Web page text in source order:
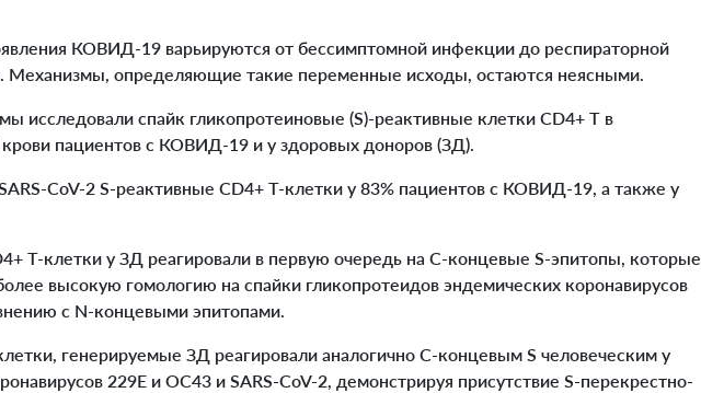
КОВИД-19 варьируются от бессимптомной инфекции до респираторной
Механизмы, определяющие такие переменные исходы, остаются неясными.
исследовали спайк гликопротеиновые (S)-реактивные клетки CD4+ Т в
пациентов с КОВИД-19 и у здоровых доноров (ЗД).
CoV-2 S-реактивные CD4+ Т-клетки у 83% пациентов с КОВИД-19, а также у
Т-клетки у ЗД реагировали в первую очередь на С-концевые S-эпитопы, которые
высокую гомологию на спайки гликопротеидов эндемических коронавирусов
с N-концевыми эпитопами.
генерируемые ЗД реагировали аналогично С-концевым S человеческим у
229E и OC43 и SARS-CoV-2, демонстрируя присутствие S-перекрестно-